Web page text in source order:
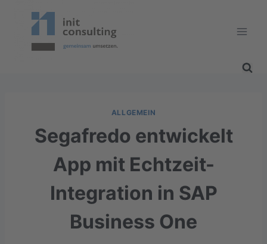
ALLGEMEIN
Segafredo entwickelt
App mit Echtzeit-
Integration in SAP
Business One